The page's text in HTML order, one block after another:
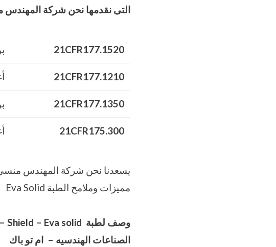
التى نقدمها نحن شركة المهندس
21CFR177.1520
21CFR177.1210
21CFR177.1350
21CFR175.300
مميزات وملامح الطبة Eva Solid
وصف لطبة Shield – Eva solid
الصناعات الهندسيه – ام تو باك